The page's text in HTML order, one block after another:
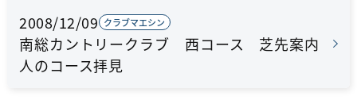
2008/12/09 クラブマエシン
南総カントリークラブ 西コース 芝先案内
人のコース拝見